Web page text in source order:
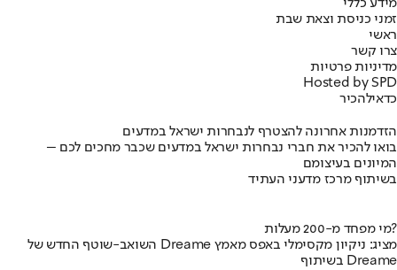
מידע כללי
זמני כניסת וצאת שבת
ראשי
צרו קשר
מדיניות פרטיות
Hosted by SPD
כדאילהכיר
הזדמנות אחרונה להצטרף לנבחרות ישראל במדעים
בואו להכיר את חברי נבחרות ישראל במדעים שכבר מחכים לכם –
המיונים בעיצומם
בשיתוף מרכז מדעני העתיד
מי מפחד מ-200 מעלות?
השואב-שוטף החדש של Dreame מציג: ניקיון מקסימלי באפס מאמץ
בשיתוף Dreame